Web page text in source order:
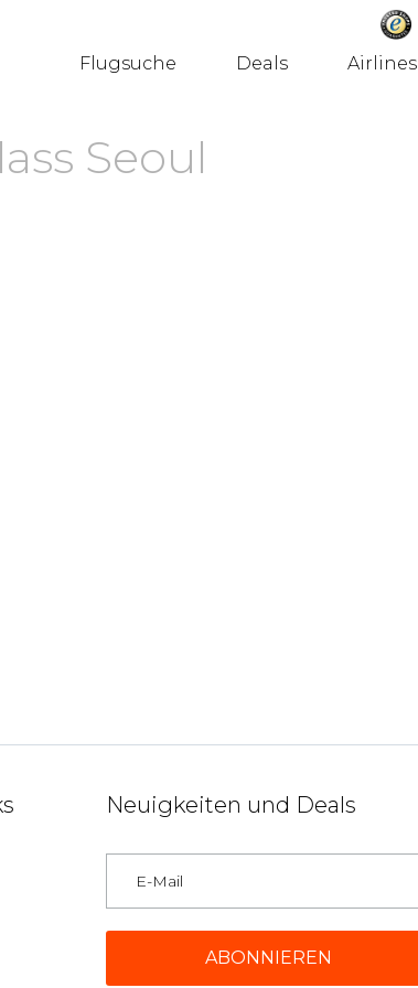
Flugsuche Deals Airlines
Seoul
Neuigkeiten und Deals